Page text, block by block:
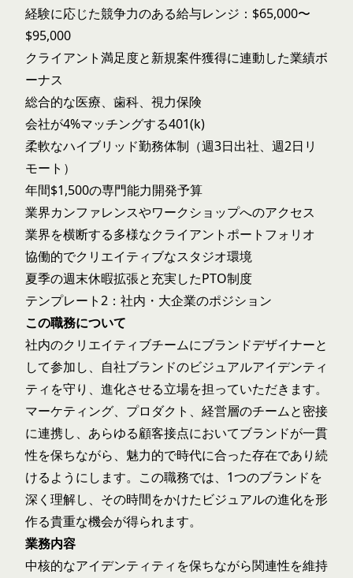
経験に応じた競争力のある給与レンジ：$65,000〜
$95,000
クライアント満足度と新規案件獲得に連動した業績ボ
ーナス
総合的な医療、歯科、視力保険
会社が4%マッチングする401(k)
柔軟なハイブリッド勤務体制（週3日出社、週2日リ
モート）
年間$1,500の専門能力開発予算
業界カンファレンスやワークショップへのアクセス
業界を横断する多様なクライアントポートフォリオ
協働的でクリエイティブなスタジオ環境
夏季の週末休暇拡張と充実したPTO制度
テンプレート2：社内・大企業のポジション
この職務について
社内のクリエイティブチームにブランドデザイナーと
して参加し、自社ブランドのビジュアルアイデンティ
ティを守り、進化させる立場を担っていただきます。
マーケティング、プロダクト、経営層のチームと密接
に連携し、あらゆる顧客接点においてブランドが一貫
性を保ちながら、魅力的で時代に合った存在であり続
けるようにします。この職務では、1つのブランドを
深く理解し、その時間をかけたビジュアルの進化を形
作る貴重な機会が得られます。
業務内容
中核的なアイデンティティを保ちながら関連性を維持